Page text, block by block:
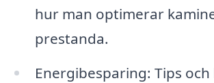
hur man optimerar
prestanda.
Energibesparing: Tips